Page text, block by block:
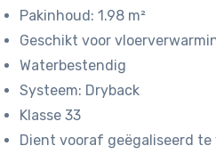
Pakinhoud: 1.98 m²
Geschikt voor
Waterbestendig
Systeem: Dryback
Klasse 33
Dient vooraf geëgaliseerd te